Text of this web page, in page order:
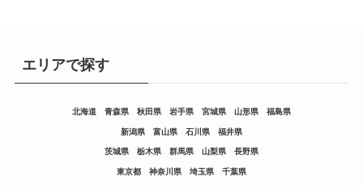
エリアで探す
北海道 青森県 秋田県 岩手県 宮城県 山形県 福島県
新潟県 富山県 石川県 福井県
茨城県 栃木県 群馬県 山梨県 長野県
東京都 神奈川県 埼玉県 千葉県